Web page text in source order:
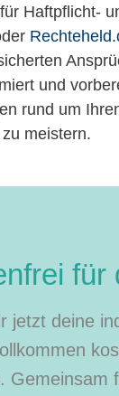
Haftpflicht-
und
rund um
meistern.
für
jetzt deine
Gemeinsam